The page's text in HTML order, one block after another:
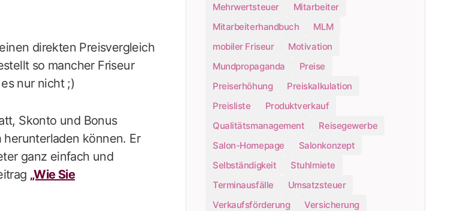
direkten Preisvergleich
so mancher Friseur
nur nicht ;)
Skonto und Bonus
können. Er
ganz einfach und
„Wie Sie
Mehrwertsteuer
Mitarbeiter
Mitarbeiterhandbuch
MLM
mobiler Friseur
Motivation
Mundpropaganda
Preise
Preiserhöhung
Preiskalkulation
Preisliste
Produktverkauf
Qualitätsmanagement
Reisegewerbe
Salon-Homepage
Salonkonzept
Selbständigkeit
Stuhlmiete
Terminausfälle
Umsatzsteuer
Verkaufsförderung
Versicherung